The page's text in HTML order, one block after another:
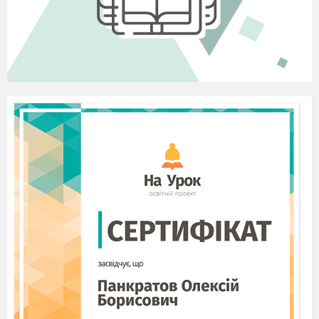
консолідації українського суспільства
встановлено День української писемності та
мови. Свято відзначається щорічно 9
листопада в день вшанування пам’яті
2.Увага! Увага! Увага! Розпочинаємо конкурс
знавців рідної мови! Хай щастя перемоги
випаде тому, хто краще знає українську мову!
І. Конкурс.
Не тримали сина й доні
У своїх вони долонях.
Тож пішов дідусь у ліс,
Деревиночку приніс.
У колисочку поклали,
Бабця нічку колихала,